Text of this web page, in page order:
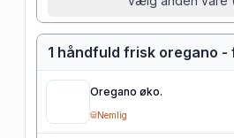
1 håndfuld frisk oregano
Oregano øko.
Nemlig